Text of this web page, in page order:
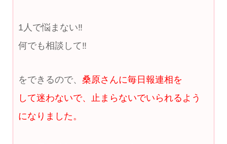
1人で悩まない‼
何でも相談して‼
をできるので、 桑原さんに毎日報連相を
して迷わないで、止まらないでいられるよう
になりました。